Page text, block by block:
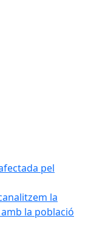
pel
la
la població